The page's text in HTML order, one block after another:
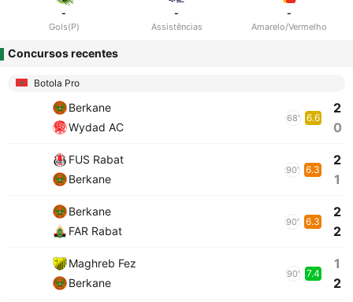
-
Gols(P)
-
Assistências
-
Amarelo/Vermelho
Concursos recentes
Botola Pro
Berkane
Wydad AC
68' 6.6
2
0
FUS Rabat
Berkane
90' 6.3
2
1
Berkane
FAR Rabat
90' 6.3
2
2
Maghreb Fez
Berkane
90' 7.4
1
2